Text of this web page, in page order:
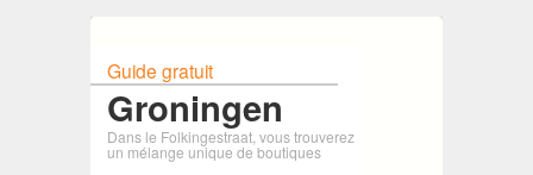
Guide gratuit
Groningen
Dans le Folkingestraat, vous trouverez
un mélange unique de boutiques